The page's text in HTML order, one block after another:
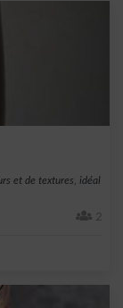
et de textures, idéal
2